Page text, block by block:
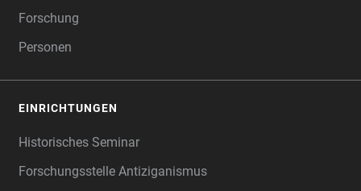
Forschung
Personen
EINRICHTUNGEN
Historisches Seminar
Forschungsstelle Antiziganismus